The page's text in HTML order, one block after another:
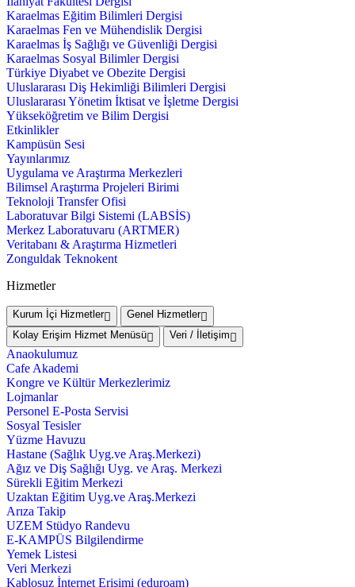
Karaelmas Eğitim Bilimleri Dergisi
Karaelmas Fen ve Mühendislik Dergisi
Karaelmas İş Sağlığı ve Güvenliği Dergisi
Karaelmas Sosyal Bilimler Dergisi
Türkiye Diyabet ve Obezite Dergisi
Uluslararası Diş Hekimliği Bilimleri Dergisi
Uluslararası Yönetim İktisat ve İşletme Dergisi
Yükseköğretim ve Bilim Dergisi
Etkinlikler
Kampüsün Sesi
Yayınlarımız
Uygulama ve Araştırma Merkezleri
Bilimsel Araştırma Projeleri Birimi
Teknoloji Transfer Ofisi
Laboratuvar Bilgi Sistemi (LABSİS)
Merkez Laboratuvaru (ARTMER)
Veritabanı & Araştırma Hizmetleri
Zonguldak Teknokent
Hizmetler
Kurum İçi Hizmetler
Genel Hizmetler
Kolay Erişim Hizmet Menüsü
Veri / İletişim
Anaokulumuz
Cafe Akademi
Kongre ve Kültür Merkezlerimiz
Lojmanlar
Personel E-Posta Servisi
Sosyal Tesisler
Yüzme Havuzu
Hastane (Sağlık Uyg.ve Araş.Merkezi)
Ağız ve Diş Sağlığı Uyg. ve Araş. Merkezi
Sürekli Eğitim Merkezi
Uzaktan Eğitim Uyg.ve Araş.Merkezi
Arıza Takip
UZEM Stüdyo Randevu
E-KAMPÜS Bilgilendirme
Yemek Listesi
Veri Merkezi
Kablosuz İnternet Erişimi (eduroam)